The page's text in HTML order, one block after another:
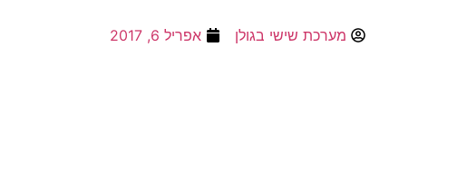
מערכת שישי בגולן אפריל 6, 2017